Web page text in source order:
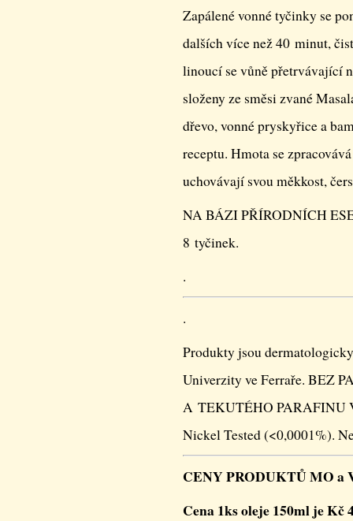
Zapálené vonné tyčinky se
dalších více než 40 minut,
linoucí se vůně přetrvávající
složeny ze směsi zvané
dřevo, vonné pryskyřice a
receptu. Hmota se
uchovávají svou měkkost,
NA BÁZI PŘÍRODNÍCH
8 tyčinek.
.
.
Produkty jsou
Univerzity ve Ferraře. BEZ
A TEKUTÉHO PARAFINU
Nickel Tested (<0,0001%).
CENY PRODUKTŮ MO a
Cena 1ks oleje 150ml je Kč